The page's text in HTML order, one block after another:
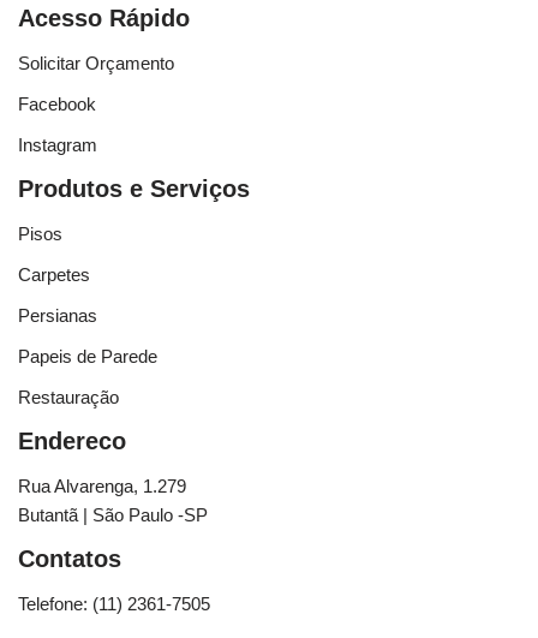
Acesso Rápido
Solicitar Orçamento
Facebook
Instagram
Produtos e Serviços
Pisos
Carpetes
Persianas
Papeis de Parede
Restauração
Endereco
Rua Alvarenga, 1.279
Butantã | São Paulo -SP
Contatos
Telefone: (11) 2361-7505